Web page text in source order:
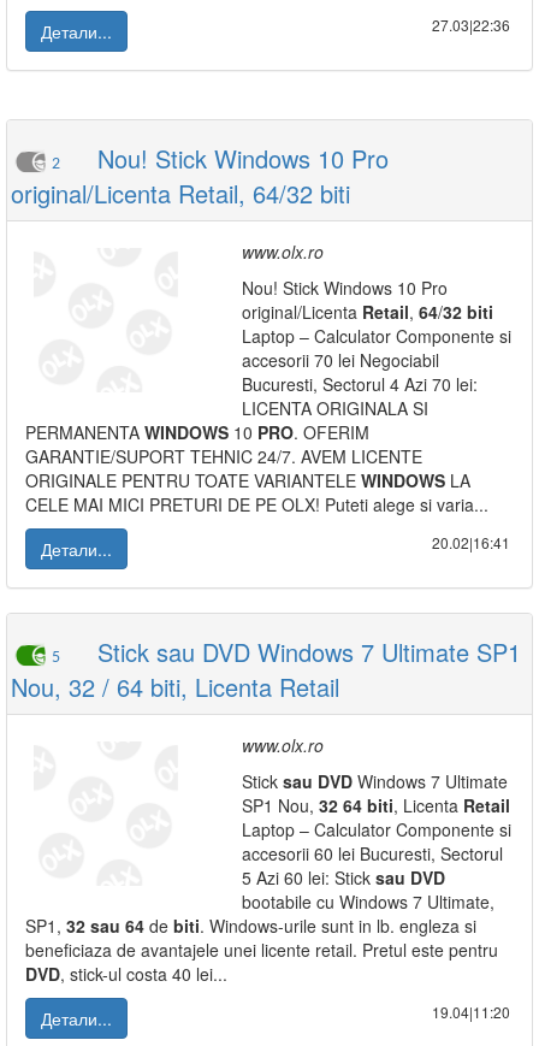
Детали...
27.03|22:36
2
Nou! Stick Windows 10 Pro
original/Licenta Retail, 64/32 biti
www.olx.ro
Nou! Stick Windows 10 Pro
original/Licenta Retail, 64/32 biti
Laptop – Calculator Componente si
accesorii 70 lei Negociabil
Bucuresti, Sectorul 4 Azi 70 lei:
LICENTA ORIGINALA SI
PERMANENTA WINDOWS 10 PRO. OFERIM
GARANTIE/SUPORT TEHNIC 24/7. AVEM LICENTE
ORIGINALE PENTRU TOATE VARIANTELE WINDOWS LA
CELE MAI MICI PRETURI DE PE OLX! Puteti alege si varia...
Детали...
20.02|16:41
5
Stick sau DVD Windows 7 Ultimate SP1
Nou, 32 / 64 biti, Licenta Retail
www.olx.ro
Stick sau DVD Windows 7 Ultimate
SP1 Nou, 32 64 biti, Licenta Retail
Laptop – Calculator Componente si
accesorii 60 lei Bucuresti, Sectorul
5 Azi 60 lei: Stick sau DVD
bootabile cu Windows 7 Ultimate,
SP1, 32 sau 64 de biti. Windows-urile sunt in lb. engleza si
beneficiaza de avantajele unei licente retail. Pretul este pentru
DVD, stick-ul costa 40 lei...
Детали...
19.04|11:20